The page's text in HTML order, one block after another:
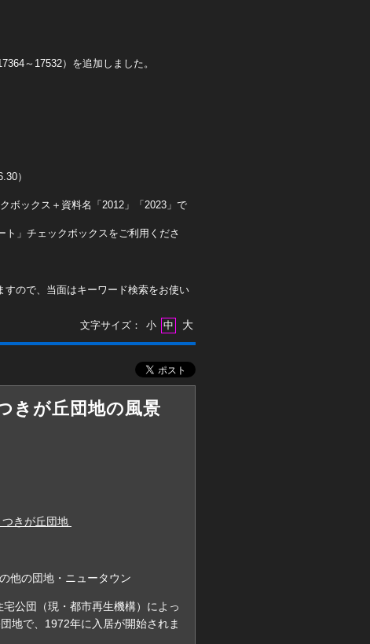
～17532）を追加しました。
）
ボックス＋資料名「2012」「2023」で
ト」チェックボックスをご利用くださ
すので、当面はキーワード検索をお使い
文字サイズ：
小 中 大
きが丘団地の風景
きが丘団地
他の団地・ニュータウン
公団（現・都市再生機構）によっ
地で、1972年に入居が開始されま